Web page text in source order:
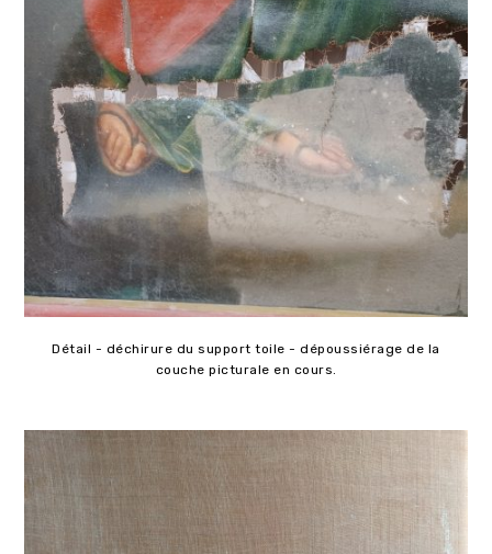
Détail - déchirure du support toile - dépoussiérage de la
couche picturale en cours.